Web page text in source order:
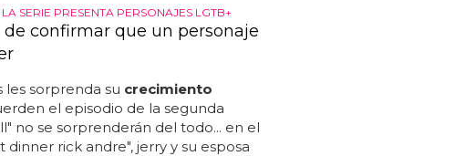
SERIE PRESENTA PERSONAJES LGTB+
de confirmar que un personaje
les sorprenda su crecimiento
el episodio de la segunda
no se sorprenderán del todo... en el
rick andre", jerry y su esposa